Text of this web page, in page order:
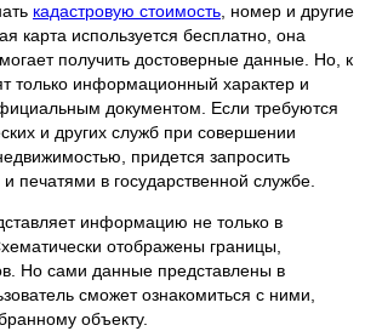
кадастровую стоимость , номер и другие
карта используется бесплатно, она
получить достоверные данные. Но, к
только информационный характер и
документом. Если требуются
и других служб при совершении
придется запросить
печатями в государственной службе.
информацию не только в
отображены границы,
Но сами данные представлены в
сможет ознакомиться с ними,
объекту.